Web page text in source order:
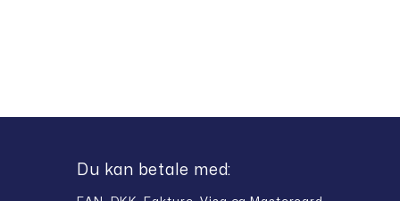
Du kan betale med: